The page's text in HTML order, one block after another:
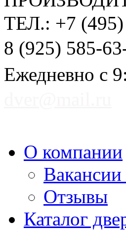
ТЕЛ.: +7 (495)
8 (925) 585-
Ежедневно с
О компании
Отзывы
Каталог